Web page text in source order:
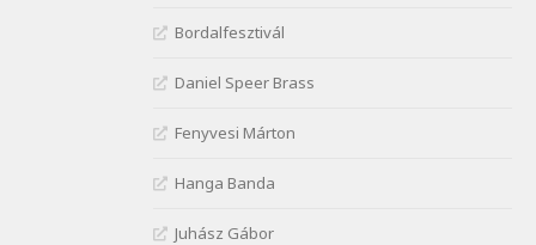
József Attila: Virág (Mártinak)
Szélkiáltó
Szélkiáltó
K. I. Galczynski: Találkozás
Chopinnal
Bordalfesztivál
Daniel Speer Brass
Fenyvesi Márton
Hanga Banda
Juhász Gábor